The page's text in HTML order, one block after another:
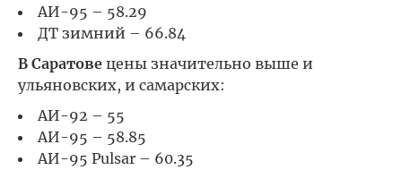
АИ-95 – 58.29
ДТ зимний – 66.84
В Саратове цены значительно выше и
ульяновских, и самарских:
АИ-92 – 55
АИ-95 – 58.85
АИ-95 Pulsar – 60.35